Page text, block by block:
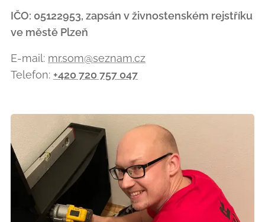
IČO: 05122953, zapsán v živnostenském rejstříku
ve městě Plzeň
E-mail: mr.som@seznam.cz
Telefon: +420 720 757 047